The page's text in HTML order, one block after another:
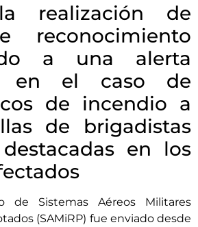
realización de
reconocimiento
a una alerta
en el caso de
de incendio a
de brigadistas
en los
de Sistemas Aéreos Militares
(SAMiRP) fue enviado desde